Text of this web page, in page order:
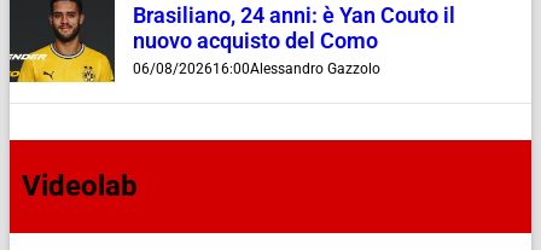
Brasiliano, 24 anni: è Yan Couto il
nuovo acquisto del Como
06/08/202616:00Alessandro Gazzolo
Videolab